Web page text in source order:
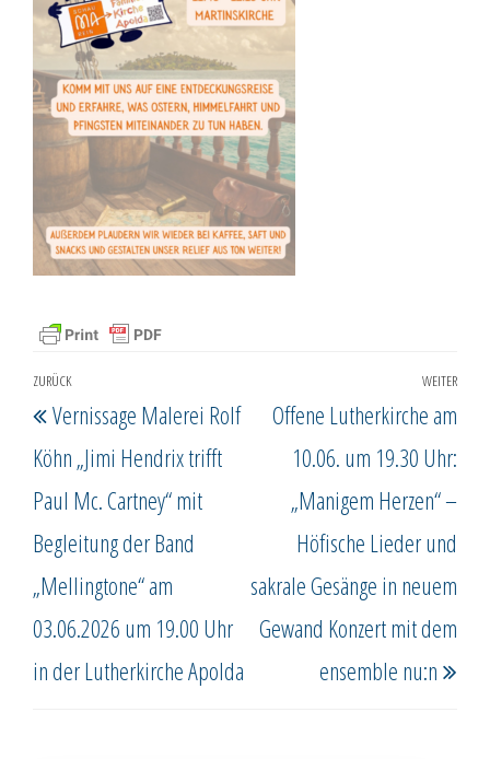
Beitragsnavigation
Vorheriger
Beitrag
ZURÜCK
Vernissage Malerei Rolf
Köhn „Jimi Hendrix trifft
Paul Mc. Cartney“ mit
Begleitung der Band
„Mellingtone“ am
03.06.2026 um 19.00 Uhr
in der Lutherkirche Apolda
WEITER
Offene Lutherkirche am
10.06. um 19.30 Uhr:
„Manigem Herzen“ –
Höfische Lieder und
sakrale Gesänge in neuem
Gewand Konzert mit dem
ensemble nu:n